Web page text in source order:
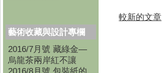
藝術收藏與設計專欄
2016/7月號 藏綠金—
烏龍茶兩岸紅不讓
較新的文章